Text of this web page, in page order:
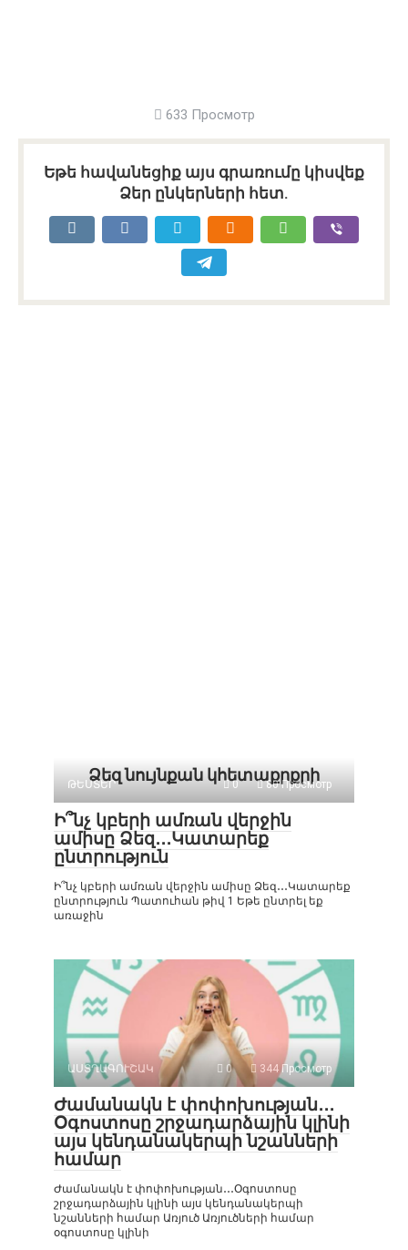
633 Просмотр
Եթե հավանեցիք այս գրառումը կիսվեք
Ձեր ընկերների հետ.
Ձեզ նույնքան կհետաքրքրի
ԹԵՍՏԵՐ 0 80 Просмотр
Ի՞նչ կբերի ամռան վերջին
ամիսը Ձեզ․․․Կատարեք
ընտրություն
Ի՞նչ կբերի ամռան վերջին ամիսը Ձեզ․․․Կատարեք
ընտրություն Պատուհան թիվ 1 Եթե ընտրել եք
առաջին
ԱՍՏՂԱԳՈՒՇԱԿ 0 344 Просмотр
Ժամանակն է փոփոխության․․․
Օգոստոսը շրջադարձային կլինի
այս կենդանակերպի նշանների
համար
Ժամանակն է փոփոխության․․․Օգոստոսը
շրջադարձային կլինի այս կենդանակերպի
նշանների համար Առյուծ Առյուծների համար
օգոստոսը կլինի